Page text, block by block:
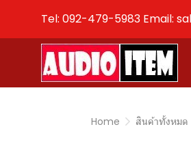
Tel: 092-479-5983 Email:
Home สินค้าทั้งหมด